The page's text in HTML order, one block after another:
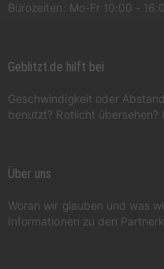
Bürozeiten: Mo-Fr 10:00 -
Geblitzt.de hilft bei
Geschwindigkeit oder
benutzt? Rotlicht übersehen?
Über uns
Woran wir glauben und was
Informationen zu den